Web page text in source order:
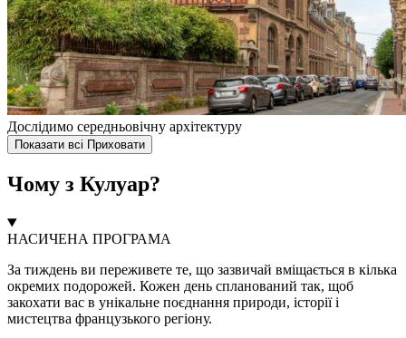
Дослідимо середньовічну архітектуру
Показати всі Приховати
Чому з Кулуар?
НАСИЧЕНА ПРОГРАМА
За тиждень ви переживете те, що зазвичай вміщається в кілька
окремих подорожей. Кожен день спланований так, щоб
закохати вас в унікальне поєднання природи, історії і
мистецтва французького регіону.